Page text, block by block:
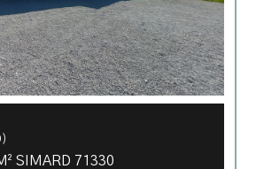
SIMARD 71330